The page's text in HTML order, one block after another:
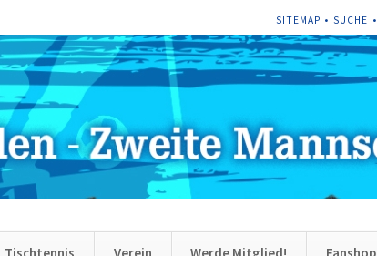
NAVIGATION
ÜBERSPRINGEN
SITEMAP SUCHE